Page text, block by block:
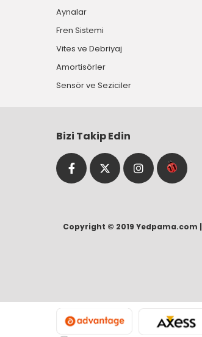
Aynalar
Fren Sistemi
Vites ve Debriyaj
Amortisörler
Sensör ve Seziciler
Bizi Takip Edin
Copyright © 2019 Yedpama.com |